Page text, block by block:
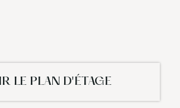
LE PLAN D'ÉTAGE